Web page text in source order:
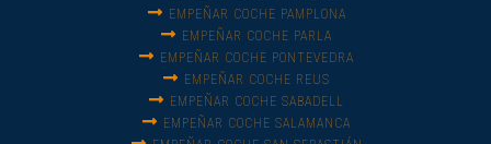
EMPEÑAR COCHE PAMPLONA
EMPEÑAR COCHE PARLA
EMPEÑAR COCHE PONTEVEDRA
EMPEÑAR COCHE REUS
EMPEÑAR COCHE SABADELL
EMPEÑAR COCHE SALAMANCA